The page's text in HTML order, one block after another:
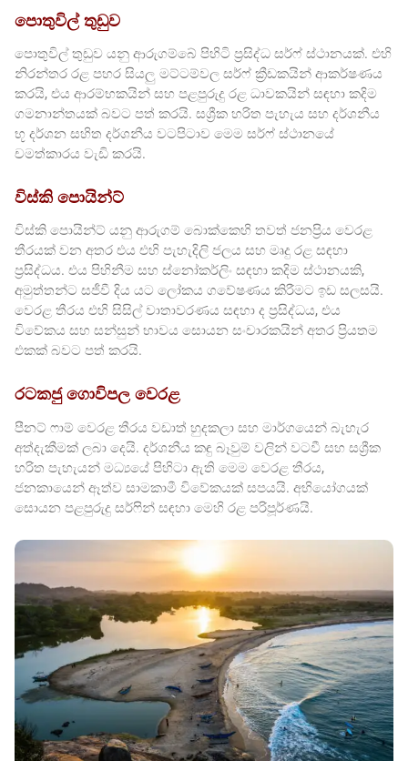
පොතුවිල් තුඩුව
පොතුවිල් තුඩුව යනු ආරුගම්බේ පිහිටි ප්‍රසිද්ධ සර්ෆ් ස්ථානයක්. එහි
නිරන්තර රළ පහර සියලු මට්ටම්වල සර්ෆ් ක්‍රීඩකයින් ආකර්ෂණය
කරයි, එය ආරම්භකයින් සහ පළපුරුදු රළ ධාවකයින් සඳහා කදිම
ගමනාන්තයක් බවට පත් කරයි. සශ්‍රීක හරිත පැහැය සහ දර්ශනීය
භූ දර්ශන සහිත දර්ශනීය වටපිටාව මෙම සර්ෆ් ස්ථානයේ
චමත්කාරය වැඩි කරයි.
විස්කි පොයින්ට්
විස්කි පොයින්ට් යනු ආරුගම් බොක්කෙහි තවත් ජනප්‍රිය වෙරළ
තීරයක් වන අතර එය එහි පැහැදිලි ජලය සහ මෘදු රළ සඳහා
ප්‍රසිද්ධය. එය පිහිනීම සහ ස්නෝකර්ලිං සඳහා කදිම ස්ථානයකි,
අමුත්තන්ට සජීවී දිය යට ලෝකය ගවේෂණය කිරීමට ඉඩ සලසයි.
වෙරළ තීරය එහි සිසිල් වාතාවරණය සඳහා ද ප්‍රසිද්ධය, එය
විවේකය සහ සන්සුන් භාවය සොයන සංචාරකයින් අතර ප්‍රියතම
එකක් බවට පත් කරයි.
රටකජු ගොවිපල වෙරළ
පීනට් ෆාම් වෙරළ තීරය වඩාත් හුදකලා සහ මාර්ගයෙන් බැහැර
අත්දැකීමක් ලබා දෙයි. දර්ශනීය කඳු බෑවුම් වලින් වටවී සහ සශ්‍රීක
හරිත පැහැයන් මධ්‍යයේ පිහිටා ඇති මෙම වෙරළ තීරය,
ජනකායෙන් ඈත්ව සාමකාමී විවේකයක් සපයයි. අභියෝගයක්
සොයන පළපුරුදු සර්ෆින් සඳහා මෙහි රළ පරිපූර්ණයි.